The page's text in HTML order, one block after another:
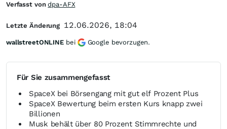
Für Sie zusammengefasst
SpaceX bei Börsengang mit gut elf Prozent Plus
SpaceX Bewertung beim ersten Kurs knapp zwei
Billionen
Musk behält über 80 Prozent Stimmrechte und
Verfasst vondpa-AFX
Letzte Änderung 12.06.2026, 18:04
wallstreetONLINE bei Google bevorzugen.